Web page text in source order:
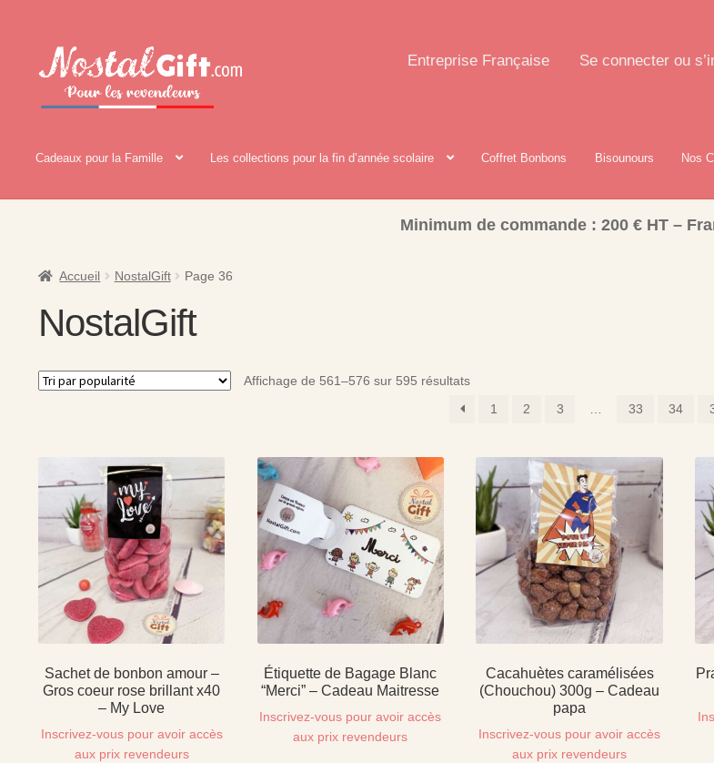
Aller
à
Aller
au
contenu
Entreprise Française Se connecter ou
Cadeaux pour la Famille Les collections pour la fin d’année scolaire Coffret Bonbons Bisounours Nos
Minimum de commande : 200 € HT –
Accueil NostalGift Page 36
NostalGift
Affichage de 561–576 sur 595 résultats
1
2 3 … 33 34
Sachet de bonbon amour –
Gros coeur rose brillant x40
– My Love
Inscrivez-vous pour avoir accès
aux prix revendeurs
Étiquette de Bagage Blanc
“Merci” – Cadeau Maitresse
Inscrivez-vous pour avoir accès
aux prix revendeurs
Cacahuètes caramélisées
(Chouchou) 300g – Cadeau
papa
Inscrivez-vous pour avoir accès
aux prix revendeurs